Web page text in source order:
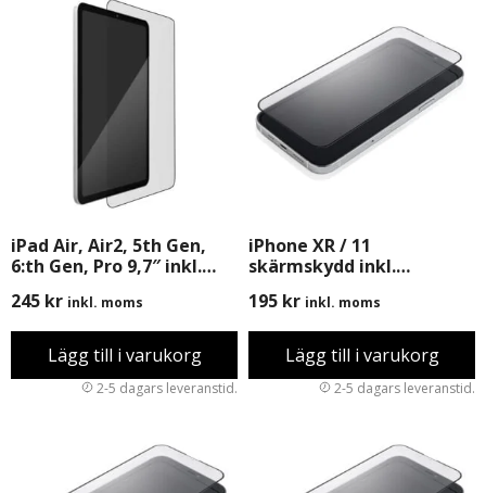
iPad Air, Air2, 5th Gen,
6:th Gen, Pro 9,7″ inkl.
245 kr inkl. moms
Lägg till i varukorg
iPhone XR / 11
skärmskydd inkl.
195 kr inkl. moms
Lägg till i varukorg